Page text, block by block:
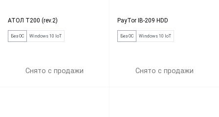
АТОЛ Т200 (rev.2)
Без ОС Windows 10 IoT
Снято с продажи
PayTor IB-209 HDD
Без ОС Windows 10 IoT
Снято с продажи